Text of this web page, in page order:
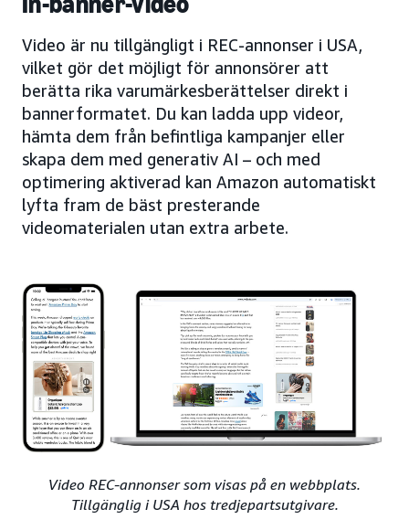
Video är nu tillgängligt i REC-annonser i USA,
vilket gör det möjligt för annonsörer att
berätta rika varumärkesberättelser direkt i
bannerformatet. Du kan ladda upp videor,
hämta dem från befintliga kampanjer eller
skapa dem med generativ AI – och med
optimering aktiverad kan Amazon automatiskt
lyfta fram de bäst presterande
videomaterialen utan extra arbete.
Video REC-annonser som visas på en webbplats.
Tillgänglig i USA hos tredjepartsutgivare.